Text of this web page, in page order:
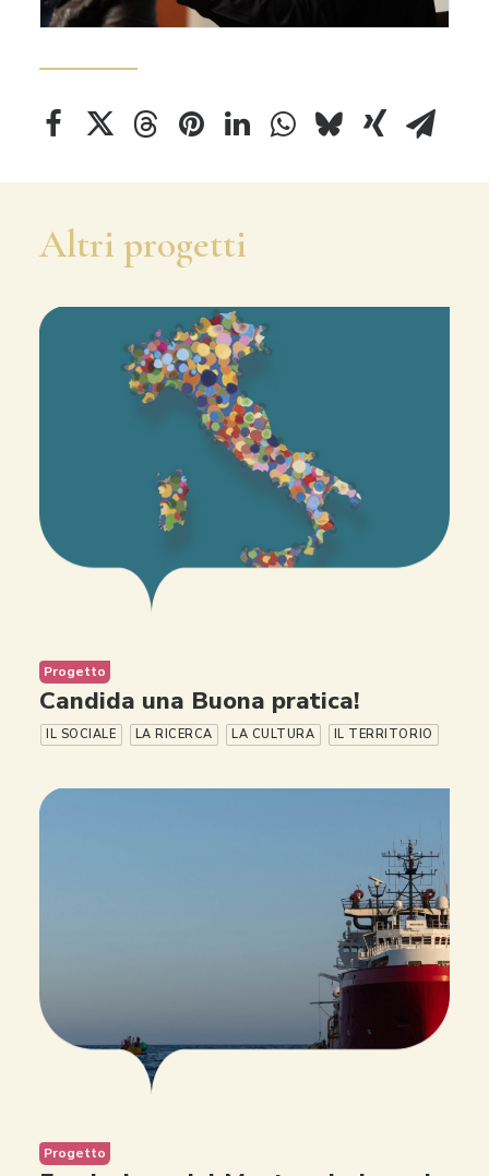
Altri progetti
Progetto
Candida una Buona pratica!
IL SOCIALE LA RICERCA LA CULTURA IL TERRITORIO
Progetto